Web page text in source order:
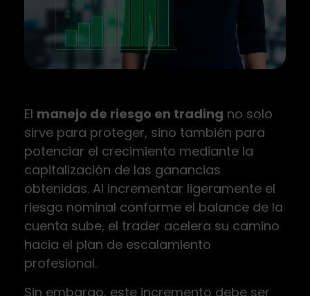
El manejo de riesgo en trading no solo
sirve para proteger, sino también para
potenciar el crecimiento mediante la
capitalización de las ganancias
obtenidas. Al incrementar ligeramente el
riesgo nominal conforme el balance de la
cuenta sube, el trader acelera su camino
hacia el plan de escalamiento
profesional.
Sin embargo, este incremento debe ser